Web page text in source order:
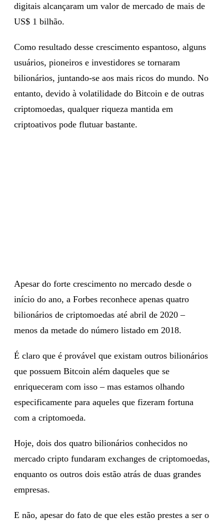
digitais alcançaram um valor de mercado de mais de
US$ 1 bilhão.
Como resultado desse crescimento espantoso, alguns
usuários, pioneiros e investidores se tornaram
bilionários, juntando-se aos mais ricos do mundo. No
entanto, devido à volatilidade do Bitcoin e de outras
criptomoedas, qualquer riqueza mantida em
criptoativos pode flutuar bastante.
Apesar do forte crescimento no mercado desde o
início do ano, a Forbes reconhece apenas quatro
bilionários de criptomoedas até abril de 2020 –
menos da metade do número listado em 2018.
É claro que é provável que existam outros bilionários
que possuem Bitcoin além daqueles que se
enriqueceram com isso – mas estamos olhando
especificamente para aqueles que fizeram fortuna
com a criptomoeda.
Hoje, dois dos quatro bilionários conhecidos no
mercado cripto fundaram exchanges de criptomoedas,
enquanto os outros dois estão atrás de duas grandes
empresas.
E não, apesar do fato de que eles estão prestes a ser o